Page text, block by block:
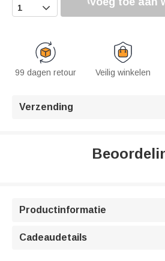

99 dagen retour Veilig winkelen
Verzending
Productinformatie
Cadeaudetails